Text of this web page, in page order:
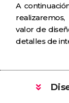
A
valor de
detalles de